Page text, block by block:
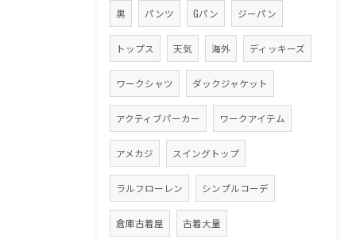
黒 パンツ Gパン ジーパン
トップス 天気 海外 ディッキーズ
ワークシャツ ダックジャケット
アクティブパーカー ワークアイテム
アメカジ スイングトップ
ラルフローレン シンプルコーデ
倉庫古着屋 古着大量